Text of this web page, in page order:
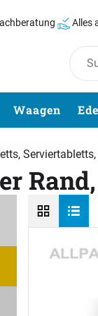
Alles
Waagen